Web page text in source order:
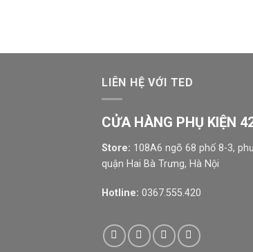
LIÊN HỆ VỚI TED
CỬA HÀNG PHỤ KIỆN
Store: 108A6 ngõ 68 phố 8-3,
quận Hai Bà Trưng, Hà Nội
Hotline: 0367.555.420